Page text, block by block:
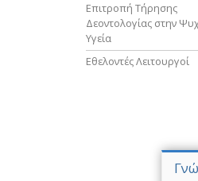
Επιτροπή Τήρησης
Δεοντολογίας στην
Υγεία
Εθελοντές Λειτουργοί